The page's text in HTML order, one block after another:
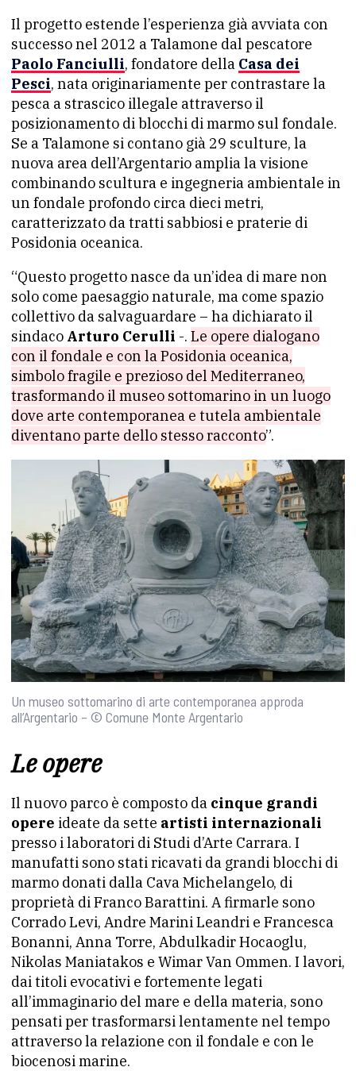
Il progetto estende l’esperienza già avviata con
successo nel 2012 a Talamone dal pescatore
Paolo Fanciulli, fondatore della Casa dei
Pesci, nata originariamente per contrastare la
pesca a strascico illegale attraverso il
posizionamento di blocchi di marmo sul fondale.
Se a Talamone si contano già 29 sculture, la
nuova area dell’Argentario amplia la visione
combinando scultura e ingegneria ambientale in
un fondale profondo circa dieci metri,
caratterizzato da tratti sabbiosi e praterie di
Posidonia oceanica.
“Questo progetto nasce da un’idea di mare non
solo come paesaggio naturale, ma come spazio
collettivo da salvaguardare – ha dichiarato il
sindaco Arturo Cerulli -. Le opere dialogano
con il fondale e con la Posidonia oceanica,
simbolo fragile e prezioso del Mediterraneo,
trasformando il museo sottomarino in un luogo
dove arte contemporanea e tutela ambientale
diventano parte dello stesso racconto”.
Un museo sottomarino di arte contemporanea approda
all’Argentario – © Comune Monte Argentario
Le opere
Il nuovo parco è composto da cinque grandi
opere ideate da sette artisti internazionali
presso i laboratori di Studi d’Arte Carrara. I
manufatti sono stati ricavati da grandi blocchi di
marmo donati dalla Cava Michelangelo, di
proprietà di Franco Barattini. A firmarle sono
Corrado Levi, Andre Marini Leandri e Francesca
Bonanni, Anna Torre, Abdulkadir Hocaoglu,
Nikolas Maniatakos e Wimar Van Ommen. I lavori,
dai titoli evocativi e fortemente legati
all’immaginario del mare e della materia, sono
pensati per trasformarsi lentamente nel tempo
attraverso la relazione con il fondale e con le
biocenosi marine.